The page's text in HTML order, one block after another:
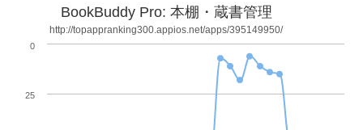
BookBuddy Pro: 本棚・蔵書管理
http://topappranking300.appios.net/apps/395149950/
0
25